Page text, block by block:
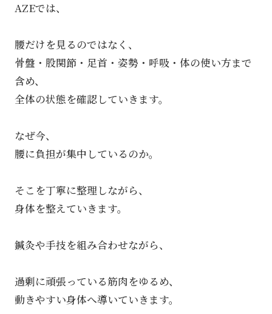
AZEでは、
腰だけを見るのではなく、
骨盤・股関節・足首・姿勢・呼吸・体の使い方まで
含め、
全体の状態を確認していきます。
なぜ今、
腰に負担が集中しているのか。
そこを丁寧に整理しながら、
身体を整えていきます。
鍼灸や手技を組み合わせながら、
過剰に頑張っている筋肉をゆるめ、
動きやすい身体へ導いていきます。